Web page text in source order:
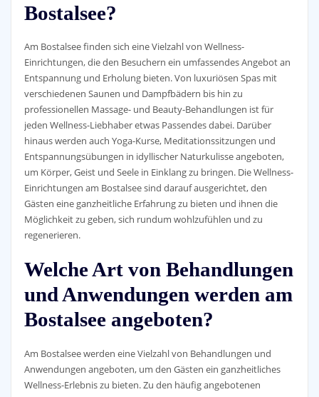
Bostalsee?
Am Bostalsee finden sich eine Vielzahl von Wellness-
Einrichtungen, die den Besuchern ein umfassendes Angebot an
Entspannung und Erholung bieten. Von luxuriösen Spas mit
verschiedenen Saunen und Dampfbädern bis hin zu
professionellen Massage- und Beauty-Behandlungen ist für
jeden Wellness-Liebhaber etwas Passendes dabei. Darüber
hinaus werden auch Yoga-Kurse, Meditationssitzungen und
Entspannungsübungen in idyllischer Naturkulisse angeboten,
um Körper, Geist und Seele in Einklang zu bringen. Die Wellness-
Einrichtungen am Bostalsee sind darauf ausgerichtet, den
Gästen eine ganzheitliche Erfahrung zu bieten und ihnen die
Möglichkeit zu geben, sich rundum wohlzufühlen und zu
regenerieren.
Welche Art von Behandlungen
und Anwendungen werden am
Bostalsee angeboten?
Am Bostalsee werden eine Vielzahl von Behandlungen und
Anwendungen angeboten, um den Gästen ein ganzheitliches
Wellness-Erlebnis zu bieten. Zu den häufig angebotenen